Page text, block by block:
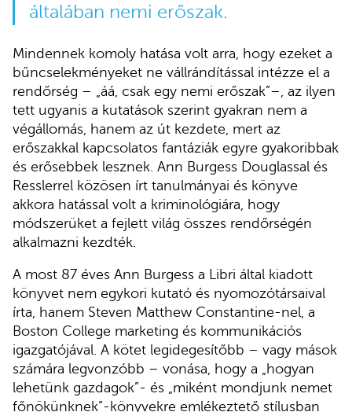
általában nemi erőszak.
Mindennek komoly hatása volt arra, hogy ezeket a
bűncselekményeket ne vállrándítással intézze el a
rendőrség – „áá, csak egy nemi erőszak”–, az ilyen
tett ugyanis a kutatások szerint gyakran nem a
végállomás, hanem az út kezdete, mert az
erőszakkal kapcsolatos fantáziák egyre gyakoribbak
és erősebbek lesznek. Ann Burgess Douglassal és
Resslerrel közösen írt tanulmányai és könyve
akkora hatással volt a kriminológiára, hogy
módszerüket a fejlett világ összes rendőrségén
alkalmazni kezdték.
A most 87 éves Ann Burgess a Libri által kiadott
könyvet nem egykori kutató és nyomozótársaival
írta, hanem Steven Matthew Constantine-nel, a
Boston College marketing és kommunikációs
igazgatójával. A kötet legidegesítőbb – vagy mások
számára legvonzóbb – vonása, hogy a „hogyan
lehetünk gazdagok”- és „miként mondjunk nemet
főnökünknek”-könyvekre emlékeztető stílusban